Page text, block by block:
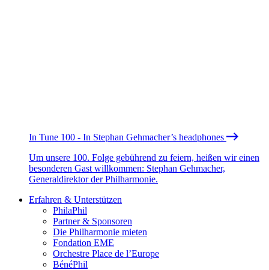
In Tune 100 - In Stephan Gehmacher’s headphones
Um unsere 100. Folge gebührend zu feiern, heißen wir einen
besonderen Gast willkommen: Stephan Gehmacher,
Generaldirektor der Philharmonie.
Erfahren & Unterstützen
PhilaPhil
Partner & Sponsoren
Die Philharmonie mieten
Fondation EME
Orchestre Place de l’Europe
BénéPhil